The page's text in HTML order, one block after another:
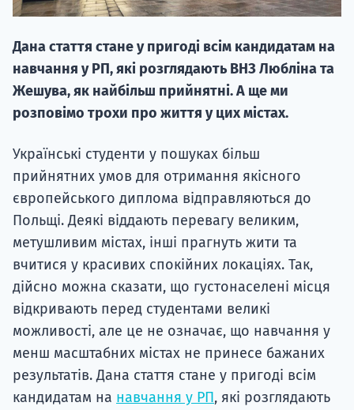
Дана стаття стане у пригоді всім кандидатам на
навчання у РП, які розглядають ВНЗ Любліна та
Жешува, як найбільш прийнятні. А ще ми
розповімо трохи про життя у цих містах.
Українські студенти у пошуках більш
прийнятних умов для отримання якісного
європейського диплома відправляються до
Польщі. Деякі віддають перевагу великим,
метушливим містах, інші прагнуть жити та
вчитися у красивих спокійних локаціях. Так,
дійсно можна сказати, що густонаселені місця
відкривають перед студентами великі
можливості, але це не означає, що навчання у
менш масштабних містах не принесе бажаних
результатів. Дана стаття стане у пригоді всім
кандидатам на навчання у РП, які розглядають